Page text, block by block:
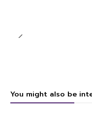
You might also be